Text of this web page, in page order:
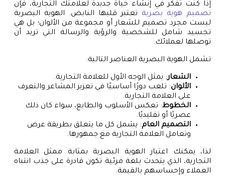
إذا كنت تفكر في إنشاء حياة جديدة لعلامتك التجارية، فإن
تصميم هوية بصرية تعتبر قلبها النابض. الهوية البصرية
ليست مجرد تصميم للشعار أو مجموعة من الألوان؛ بل هي
تجسيد شامل للشخصية والرؤية والرسالة التي تريد أن
توصلها لعملائك.
تشمل الهوية البصرية العناصر التالية:
الشعار: يمثل الوجه الأول للعلامة التجارية.
الألوان: تلعب دورًا أساسيًا في تعزيز المشاعر والتعرف
على العلامة التجارية.
الخطوط: تعكس الأسلوب والطابع، سواء كان ذلك
عصريًا أو تقليديًا.
التصميم العام: يشمل كل ما يتعلق بطريقة عرض
وتعامل العلامة التجارية مع جمهورها.
لذا، يمكنك اعتبار الهوية البصرية بمثابة ممثل العلامة
التجارية، الذي يتحدث بلغة مرئية تكون قادرة على جذب انتباه
العملاء وإحساسهم بالقيمة.